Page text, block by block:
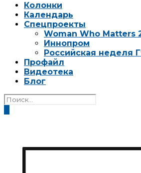
Колонки
Календарь
Спецпроекты
Woman Who Matters
Иннопром
Российская неделя
Профайл
Видеотека
Блог